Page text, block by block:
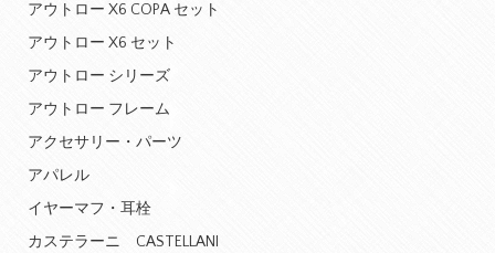
アウトロー X6 COPA セット
アウトロー X6 セット
アウトロー シリーズ
アウトロー フレーム
アクセサリー・パーツ
アパレル
イヤーマフ・耳栓
カステラーニ CASTELLANI